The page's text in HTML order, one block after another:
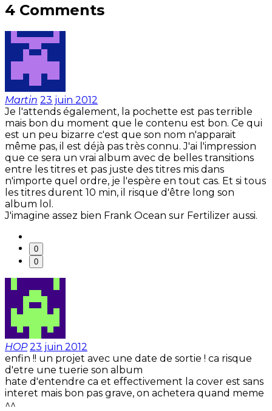
4 Comments
Martin 23 juin 2012
Je l'attends également, la pochette est pas terrible
mais bon du moment que le contenu est bon. Ce qui
est un peu bizarre c'est que son nom n'apparait
même pas, il est déjà pas très connu. J'ai l'impression
que ce sera un vrai album avec de belles transitions
entre les titres et pas juste des titres mis dans
n'importe quel ordre, je l'espère en tout cas. Et si tous
les titres durent 10 min, il risque d'être long son
album lol.
J'imagine assez bien Frank Ocean sur Fertilizer aussi.
0
0
HOP 23 juin 2012
enfin !! un projet avec une date de sortie ! ca risque
d'etre une tuerie son album
hate d'entendre ca et effectivement la cover est sans
interet mais bon pas grave, on achetera quand meme
^^